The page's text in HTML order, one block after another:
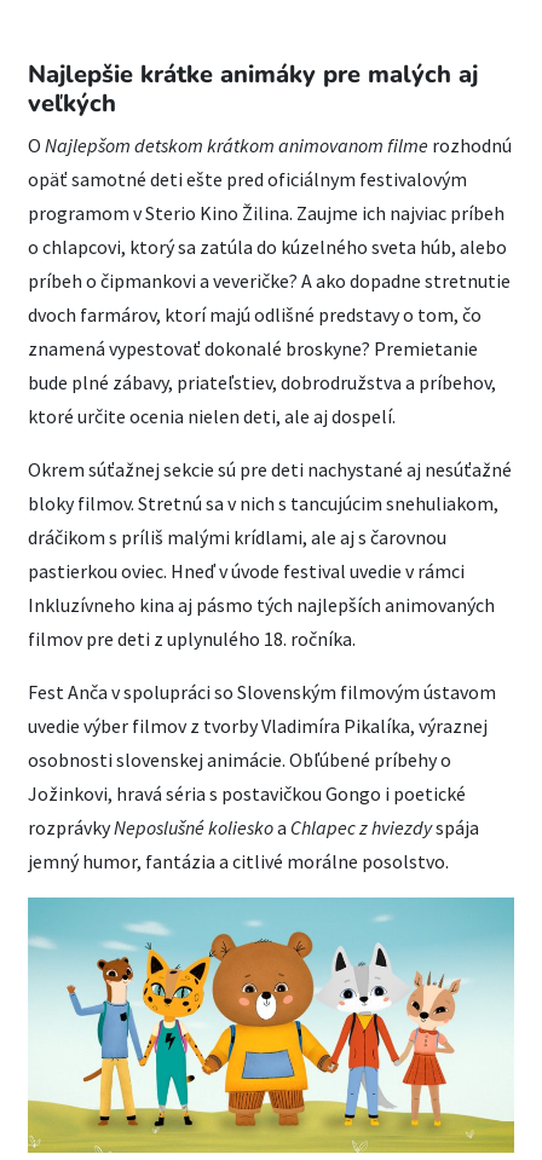
Najlepšie krátke animáky pre malých aj
veľkých
O Najlepšom detskom krátkom animovanom filme rozhodnú
opäť samotné deti ešte pred oficiálnym festivalovým
programom v Sterio Kino Žilina. Zaujme ich najviac príbeh
o chlapcovi, ktorý sa zatúla do kúzelného sveta húb, alebo
príbeh o čipmankovi a veveričke? A ako dopadne stretnutie
dvoch farmárov, ktorí majú odlišné predstavy o tom, čo
znamená vypestovať dokonalé broskyne? Premietanie
bude plné zábavy, priateľstiev, dobrodružstva a príbehov,
ktoré určite ocenia nielen deti, ale aj dospelí.
Okrem súťažnej sekcie sú pre deti nachystané aj nesúťažné
bloky filmov. Stretnú sa v nich s tancujúcim snehuliakom,
dráčikom s príliš malými krídlami, ale aj s čarovnou
pastierkou oviec. Hneď v úvode festival uvedie v rámci
Inkluzívneho kina aj pásmo tých najlepších animovaných
filmov pre deti z uplynulého 18. ročníka.
Fest Anča v spolupráci so Slovenským filmovým ústavom
uvedie výber filmov z tvorby Vladimíra Pikalíka, výraznej
osobnosti slovenskej animácie. Obľúbené príbehy o
Jožinkovi, hravá séria s postavičkou Gongo i poetické
rozprávkyNeposlušné kolieskoa Chlapec z hviezdyspája
jemný humor, fantázia a citlivé morálne posolstvo.